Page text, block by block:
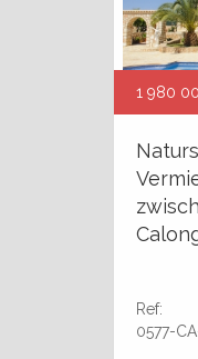
1 980
Ref:
0577-